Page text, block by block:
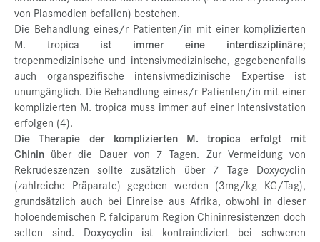
von Plasmodien befallen) bestehen.
Die Behandlung eines/r Patienten/in mit einer komplizierten
M. tropica ist immer eine interdisziplinäre;
tropenmedizinische und intensivmedizinische, gegebenenfalls
auch organspezifische intensivmedizinische Expertise ist
unumgänglich. Die Behandlung eines/r Patienten/in mit einer
komplizierten M. tropica muss immer auf einer Intensivstation
erfolgen (4).
Die Therapie der komplizierten M. tropica erfolgt mit
Chinin über die Dauer von 7 Tagen. Zur Vermeidung von
Rekrudeszenzen sollte zusätzlich über 7 Tage Doxycyclin
(zahlreiche Präparate) gegeben werden (3mg/kg KG/Tag),
grundsätzlich auch bei Einreise aus Afrika, obwohl in dieser
holoendemischen P. falciparum Region Chininresistenzen doch
selten sind. Doxycyclin ist kontraindiziert bei schweren